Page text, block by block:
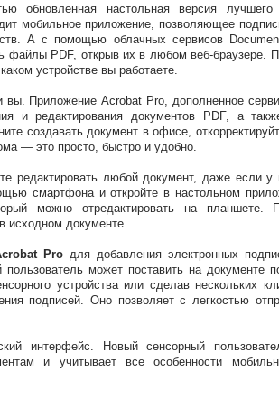
обновленная настольная версия
мобильное приложение, позволяющее
А с помощью облачных сервисов
файлы PDF, открыв их в любом веб-браузере.
устройстве вы работаете.
Приложение Acrobat Pro, дополненное
и редактирования документов PDF, а
создавать документ в офисе,
— это просто, быстро и удобно.
редактировать любой документ, даже если у
смартфона и откройте в настольном
можно отредактировать на планшете.
исходном документе.
Proдля добавления электронных
может поставить на
устройства или сделав нескольких
подписей. Оно позволяет с легкостью
интерфейс. Новый сенсорный
и учитывает все особенности